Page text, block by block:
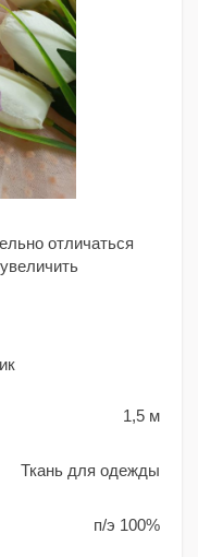
отличаться
1,5 м
Ткань для одежды
п/э 100%